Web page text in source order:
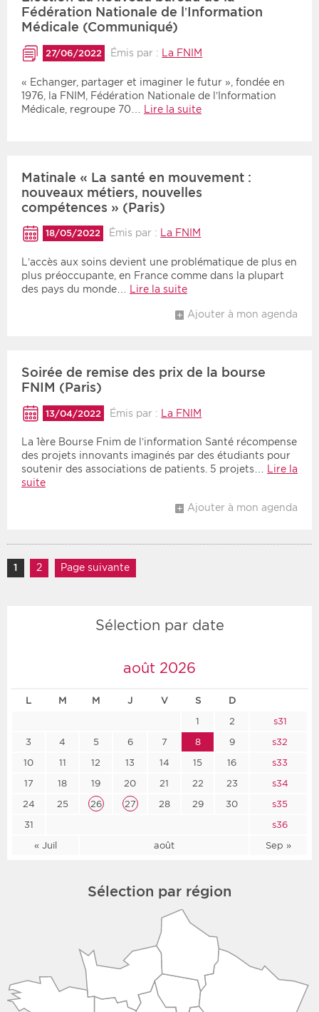
Fédération Nationale de l’Information
Médicale (Communiqué)
27/06/2022 Émis par : La FNIM
« Echanger, partager et imaginer le futur », fondée en
1976, la FNIM, Fédération Nationale de l’Information
Médicale, regroupe 70…
Lire la suite
Matinale « La santé en mouvement :
nouveaux métiers, nouvelles
compétences » (Paris)
18/05/2022 Émis par : La FNIM
L’accès aux soins devient une problématique de plus en
plus préoccupante, en France comme dans la plupart
des pays du monde…
Lire la suite
Ajouter à mon agenda
Soirée de remise des prix de la bourse
FNIM (Paris)
13/04/2022 Émis par : La FNIM
La 1ère Bourse Fnim de l’information Santé récompense
des projets innovants imaginés par des étudiants pour
soutenir des associations de patients. 5 projets…
Lire la
suite
Ajouter à mon agenda
Navigation des articles
Page
1 Page
2 Page suivante
Sélection par date
août 2026
L M M J V S D
« Juil août Sep »
1 2
s31
3
4 5 6 7 8 9
s32
10
11 12 13 14 15 16
s33
17
18 19 20 21 22 23
s34
24
25 26 27 28 29 30
s35
31
s36
Sélection par région